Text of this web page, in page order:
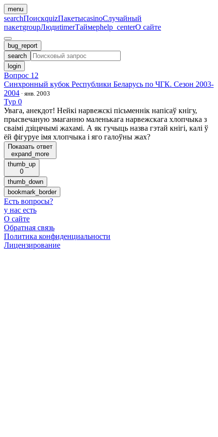
menu
searchПоискquizПакетыcasinoСлучайный
пакетgroupЛюдиtimerТаймерhelp_centerО сайте
bug_report
search
login
Вопрос 12
Синхронный кубок Республики Беларусь по ЧГК. Сезон 2003-
2004 · янв. 2003
Тур 0
Увага, анекдот! Нейкi нарвежскi пiсьменнiк напiсаў кнiгу,
прысвечаную змаганню маленькага нарвежскага хлопчыка з
сваiмi дзiцячымi жахамi. А як гучыць назва гэтай кнiгi, калi ў
ёй фiгуруе iмя хлопчыка i яго галоўны жах?
Показать ответ
expand_more
thumb_up
0
thumb_down
bookmark_border
Есть вопросы?
у нас есть
О сайте
Обратная связь
Политика конфиденциальности
Лицензирование